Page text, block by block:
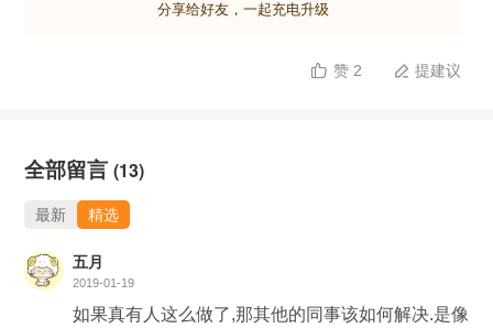
于原历史节点继续开发的同事在尝试推送代码时，因本
系，将导致推送失败并产生分支分叉。 这种操作破坏
正确的实践方式是：若需优化代码呈现，应基于当前最
新的公共提交节点新增提交，而非回溯修改既有历史。
开发的流畅性与稳定性。
分享给好友，一起充电升级
 赞 2  提建议
全部留言 (13)
最新 精选
五月
2019-01-19
如果真有人这么做了,那其他的同事该如何解决.是像